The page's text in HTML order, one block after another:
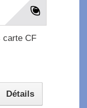
carte CF
Détails